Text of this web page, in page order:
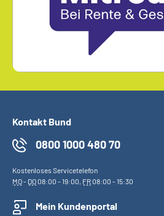
Kontakt Bund
0800 1000 480 70
Kostenloses Servicetelefon
MO- DO08:00 - 19:00, FR08:00 - 15:30
Mein Kundenportal